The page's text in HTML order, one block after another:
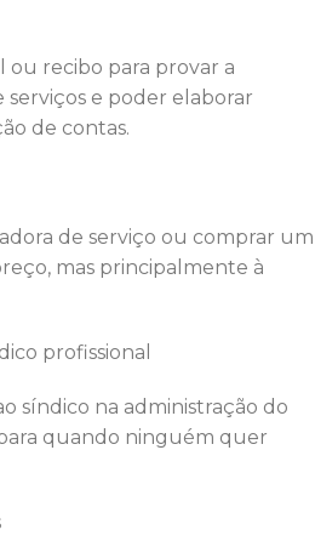
ou recibo para provar a
e poder elaborar
de contas.
de serviço ou comprar um
mas principalmente à
profissional
síndico na administração do
quando ninguém quer